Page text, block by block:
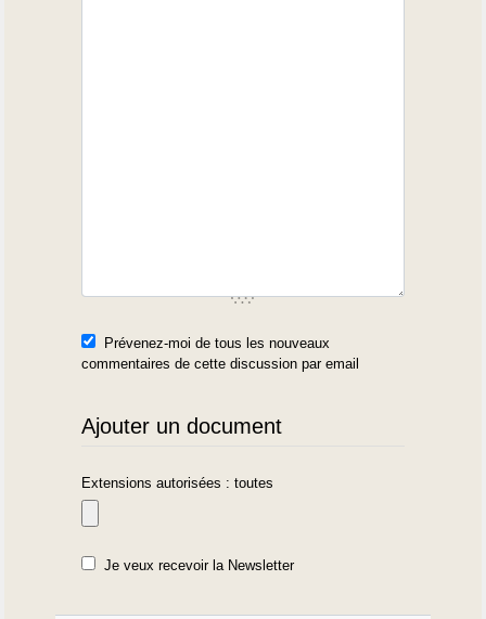
Prévenez-moi de tous les nouveaux
commentaires de cette discussion par email
Ajouter un document
Extensions autorisées : toutes
Je veux recevoir la Newsletter